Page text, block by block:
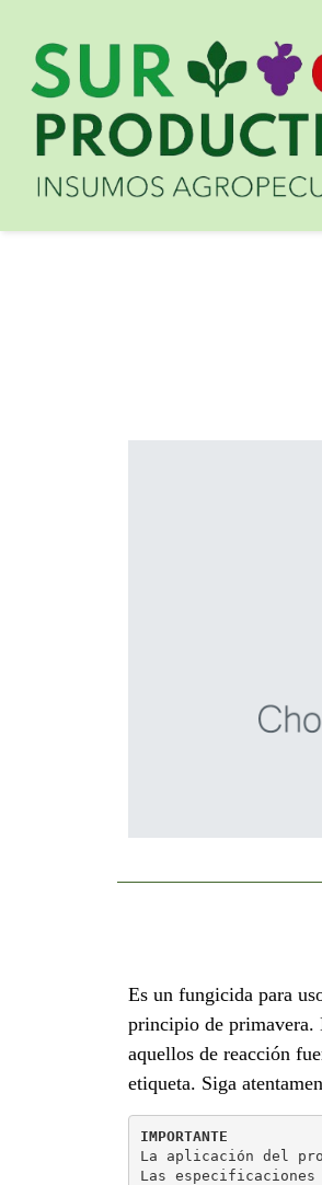
Es un fungicida para
principio de primavera.
aquellos de reacción
etiqueta. Siga
IMPORTANTE
La aplicación del
Las